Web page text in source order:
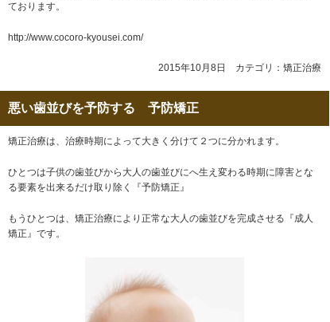
ております。
http://www.cocoro-kyousei.com/
2015年10月8日 カテゴリ： 矯正治療
悪い歯並びを予防する 予防矯正
矯正治療は、治療時期によって大きく分けて２つに分かれます。
ひとつは子供の歯並びから大人の歯並びにへ生え変わる時期に障害とな
る要素を出来るだけ取り除く『予防矯正』
もうひとつは、矯正治療により正常な大人の歯並びを完成させる『成人
矯正』です。